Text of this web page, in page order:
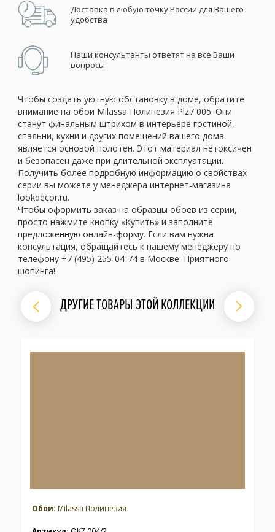
Доставка в любую точку России для Вашего
удобства
Наши консультанты ответят на все Ваши
вопросы
Чтобы создать уютную обстановку в доме, обратите
внимание на обои Milassa Полинезия Plz7 005. Они
станут финальным штрихом в интерьере гостиной,
спальни, кухни и других помещений вашего дома.
является основой полотен. Этот материал нетоксичен
и безопасен даже при длительной эксплуатации.
Получить более подробную информацию о свойствах
серии вы можете у менеджера интернет-магазина
lookdecor.ru.
Чтобы оформить заказ на образцы обоев из серии,
просто нажмите кнопку «Купить» и заполните
предложенную онлайн-форму. Если вам нужна
консультация, обращайтесь к нашему менеджеру по
телефону +7 (495) 255-04-74 в Москве. Приятного
шопинга!
ДРУГИЕ ТОВАРЫ ЭТОЙ КОЛЛЕКЦИИ
Обои: Milassa Полинезия